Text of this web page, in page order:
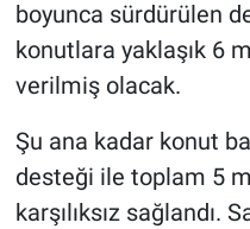
boyunca sürdürülen
konutlara yaklaşık 6
verilmiş olacak.
Şu ana kadar konut
desteği ile toplam 5
karşılıksız sağlandı.